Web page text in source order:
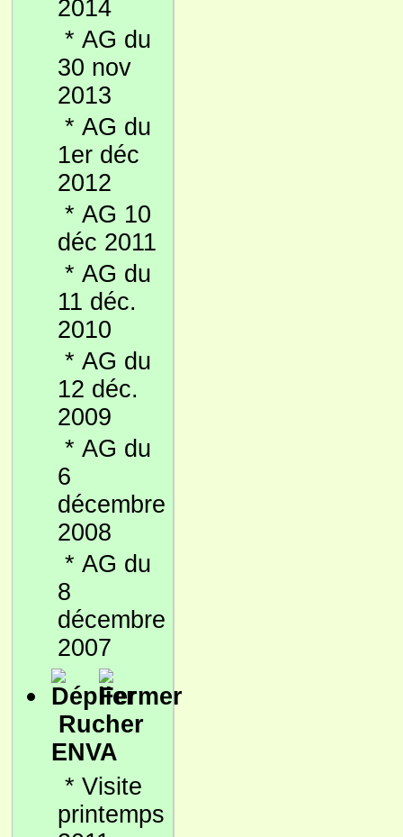
2014
* AG du
30 nov
2013
* AG du
1er déc
2012
* AG 10
déc 2011
* AG du
11 déc.
2010
* AG du
12 déc.
2009
* AG du
6
décembre
2008
* AG du
8
décembre
2007
Rucher
ENVA
* Visite
printemps